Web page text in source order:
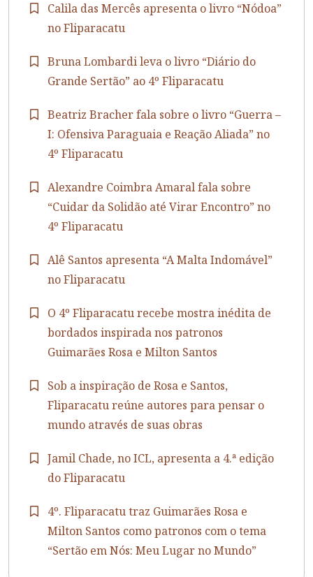
Calila das Mercês apresenta o livro “Nódoa”
no Fliparacatu
Bruna Lombardi leva o livro “Diário do
Grande Sertão” ao 4º Fliparacatu
Beatriz Bracher fala sobre o livro “Guerra –
I: Ofensiva Paraguaia e Reação Aliada” no
4º Fliparacatu
Alexandre Coimbra Amaral fala sobre
“Cuidar da Solidão até Virar Encontro” no
4º Fliparacatu
Alê Santos apresenta “A Malta Indomável”
no Fliparacatu
O 4º Fliparacatu recebe mostra inédita de
bordados inspirada nos patronos
Guimarães Rosa e Milton Santos
Sob a inspiração de Rosa e Santos,
Fliparacatu reúne autores para pensar o
mundo através de suas obras
Jamil Chade, no ICL, apresenta a 4.ª edição
do Fliparacatu
4º. Fliparacatu traz Guimarães Rosa e
Milton Santos como patronos com o tema
“Sertão em Nós: Meu Lugar no Mundo”